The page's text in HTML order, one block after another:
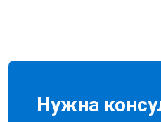
Нужна